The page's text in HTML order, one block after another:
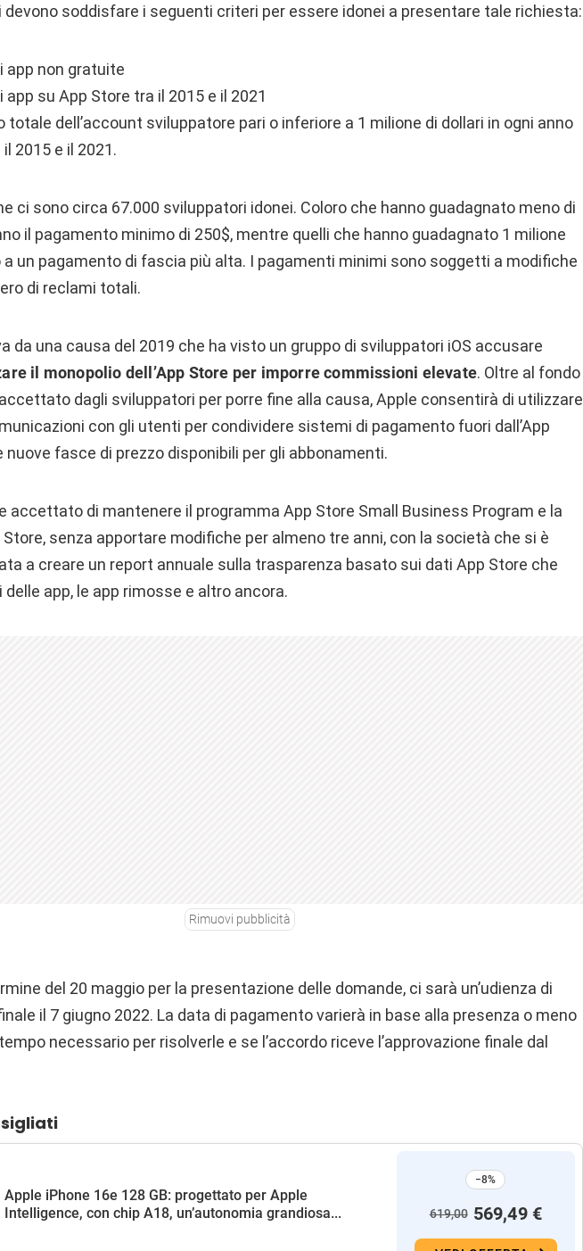
devono soddisfare i seguenti criteri per essere idonei a presentare tale richiesta:
app non gratuite
app su App Store tra il 2015 e il 2021
totale dell’account sviluppatore pari o inferiore a 1 milione di dollari in ogni anno
2015 e il 2021.
ci sono circa 67.000 sviluppatori idonei. Coloro che hanno guadagnato meno di
il pagamento minimo di 250$, mentre quelli che hanno guadagnato 1 milione
un pagamento di fascia più alta. I pagamenti minimi sono soggetti a modifiche
di reclami totali.
da una causa del 2019 che ha visto un gruppo di sviluppatori iOS accusare
il monopolio dell’App Store per imporre commissioni elevate. Oltre al fondo
dagli sviluppatori per porre fine alla causa, Apple consentirà di utilizzare
con gli utenti per condividere sistemi di pagamento fuori dall’App
nuove fasce di prezzo disponibili per gli abbonamenti.
accettato di mantenere il programma ‌‌App Store‌‌ Small Business Program e la
senza apportare modifiche per almeno tre anni, con la società che si è
a creare un report annuale sulla trasparenza basato sui dati ‌‌App Store‌‌ che
app, le app rimosse e altro ancora.
Rimuovi pubblicità
del 20 maggio per la presentazione delle domande, ci sarà un’udienza di
il 7 giugno 2022. La data di pagamento varierà in base alla presenza o meno
necessario per risolverle e se l’accordo riceve l’approvazione finale dal
Apple iPhone 16e 128 GB: progettato per Apple
Intelligence, con chip A18, un’autonomia grandiosa...
−8%
619,00 569,49 €